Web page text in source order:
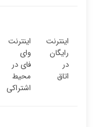
اینترنت
رایگان
در
اتاق
اینترنت
وای
فای در
محیط
اشتراکی